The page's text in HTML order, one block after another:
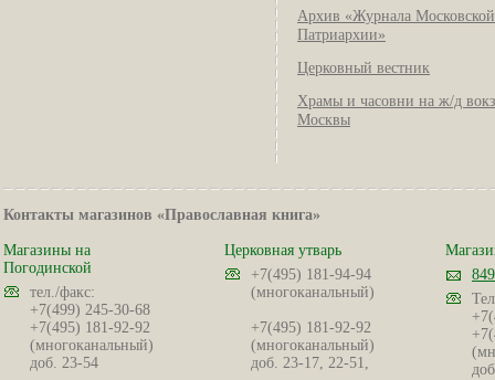
Архив «Журнала Московской
Патриархии»
Церковный вестник
Храмы и часовни на ж/д
Москвы
Контакты магазинов «Православная книга»
Магазины на
Погодинской
тел./факс:
+7(499) 245-30-68
+7(495) 181-92-92
(многоканальный)
доб. 23-54
Церковная утварь
+7(495) 181-94-94
(многоканальный)
+7(495) 181-92-92
(многоканальный)
доб. 23-17, 22-51,